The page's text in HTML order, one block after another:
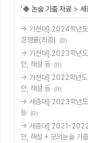
'◆ 논술 기출 자료 > 세
→ 가천대] 2024학년도
경쟁률(최종)
(0)
→ 가천대] 2023학년도
안, 해설 등 (0)
→ 가천대] 2022학년도
안, 해설 등 (0)
→ 세종대] 2023학년도
등 (0)
→ 세종대] 2021-2022
안, 해설 + 모의논술 기출